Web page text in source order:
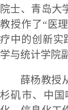
院士、 青岛大
教授作了“医
疗中的创新实
学与统计学院
薛杨教授
杉矶市、中